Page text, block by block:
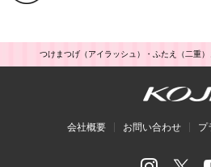
つけまつげ（アイラッシュ）・ふたえ（二重
会社概要 お問い合わせ プ